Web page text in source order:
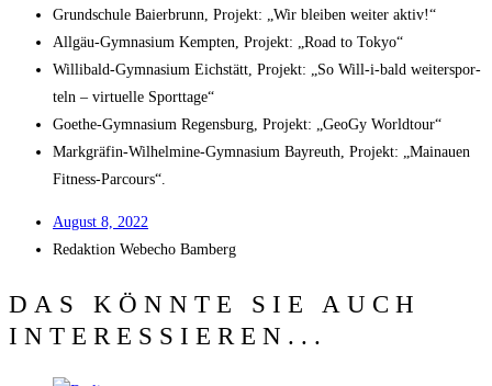
Grund­schu­le Bai­er­brunn, Pro­jekt: „Wir blei­ben wei­ter aktiv!“
All­gäu-Gym­na­si­um Kemp­ten, Pro­jekt: „Road to Tokyo“
Wil­li­bald-Gym­na­si­um Eich­stätt, Pro­jekt: „So Will-i-bald wei­ter­spor­
teln – vir­tu­el­le Sporttage“
Goe­the-Gym­na­si­um Regens­burg, Pro­jekt: „Geo­Gy Worldtour“
Mark­grä­fin-Wil­hel­mi­ne-Gym­na­si­um Bay­reuth, Pro­jekt: „Main­au­en
Fitness-Parcours“.
August 8, 2022
Redak­ti­on Web­echo Bamberg
DAS KÖNNTE SIE AUCH
INTERESSIEREN...